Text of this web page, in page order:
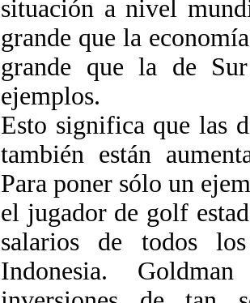
situación a nivel
grande que la
grande que la de
ejemplos.
Esto significa que las
también están
Para poner sólo un
el jugador de golf
salarios de todos
Indonesia.